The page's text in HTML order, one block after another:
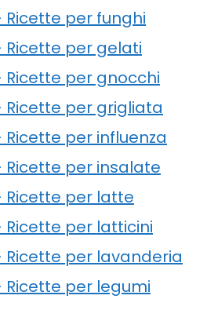
per funghi
Ricette per gelati
Ricette per gnocchi
Ricette per grigliata
per influenza
Ricette per insalate
Ricette per latte
Ricette per latticini
Ricette per lavanderia
Ricette per legumi